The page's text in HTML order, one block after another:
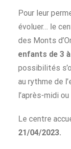
Pour leur
évoluer… le
des Monts
enfants de 3
possibilités
au rythme de
l’après-midi
Le centre
21/04/2023.